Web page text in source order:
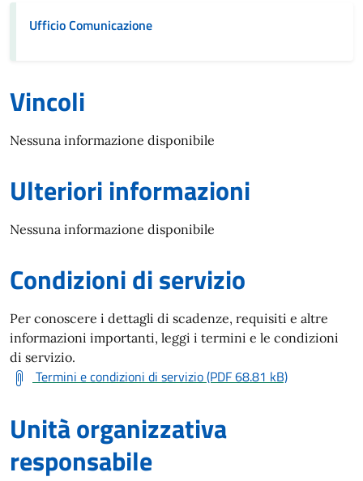
Ufficio Comunicazione
Vincoli
Nessuna informazione disponibile
Ulteriori informazioni
Nessuna informazione disponibile
Condizioni di servizio
Per conoscere i dettagli di scadenze, requisiti e altre
informazioni importanti, leggi i termini e le condizioni
di servizio.
Termini e condizioni di servizio (PDF 68.81 kB)
Unità organizzativa
responsabile